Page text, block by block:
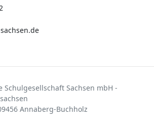
Schulgesellschaft Sachsen mbH -
Annaberg-Buchholz